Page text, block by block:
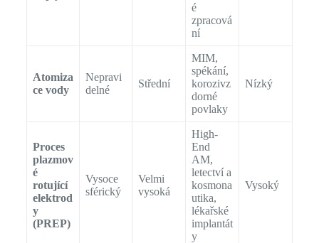
é
zpracová
ní
Atomiza
ce vody
Nepravi
delné
Střední
MIM,
spékání,
korozivz
dorné
povlaky
Nízký
Proces
plazmov
é
rotující
elektrod
y
(PREP)
Vysoce
sférický
Velmi
vysoká
High-
End
AM,
letectví a
kosmona
utika,
lékařské
implantát
y
Vysoký